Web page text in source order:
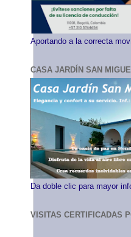
Aportando a la correcta
CASA JARDÍN SAN
Da doble clic para mayor
VISITAS CERTIFICADAS